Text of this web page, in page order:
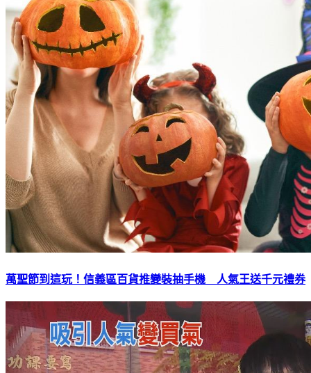
萬聖節到這玩！信義區百貨推變裝抽手機 人氣王送千元禮券